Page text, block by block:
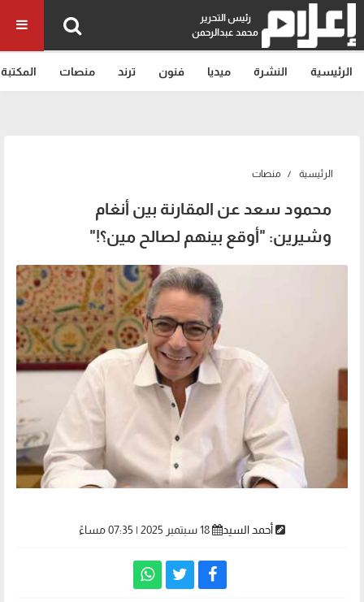
رئيس التحرير
محمد عبدالرحمن
الرئيسية النشرة ميديا فنون ترند منصات المكتبة
الرئيسية منصات
محمود سعد عن المقارنة بين أنغام
وشيرين: "أوقع بينهم لصالح مين؟!"
أحمد السيد